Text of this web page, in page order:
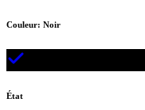
Couleur: Noir
État